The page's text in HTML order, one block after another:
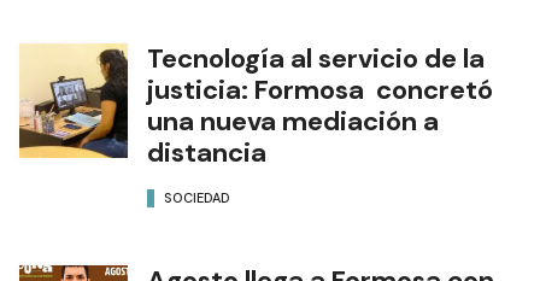
Tecnología al servicio de la
justicia: Formosa concretó
una nueva mediación a
distancia
SOCIEDAD